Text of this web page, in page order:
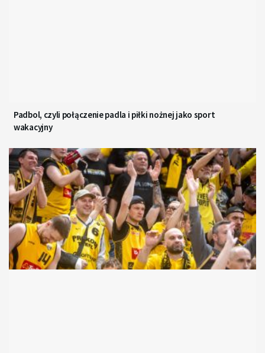
Padbol, czyli połączenie padla i piłki nożnej jako sport
wakacyjny